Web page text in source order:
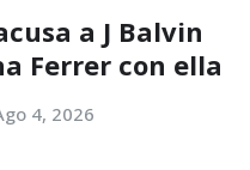
a J Balvin
Ferrer con ella
4, 2026